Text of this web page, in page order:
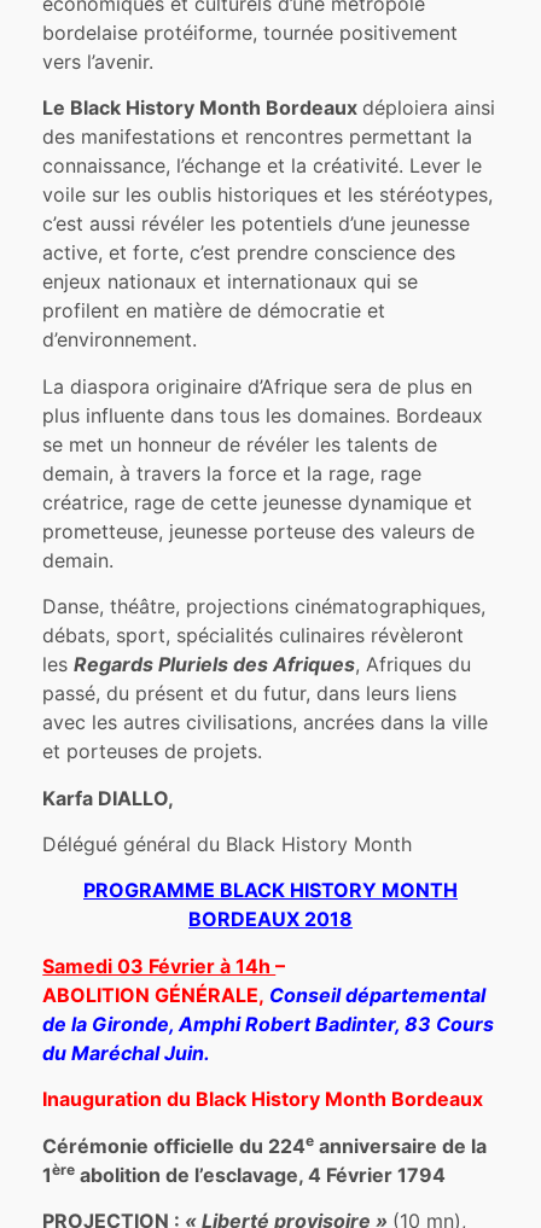
bordelaise protéiforme, tournée positivement
vers l’avenir.
Le Black History Month Bordeauxdéploiera ainsi
des manifestations et rencontres permettant la
connaissance, l’échange et la créativité. Lever le
voile sur les oublis historiques et les stéréotypes,
c’est aussi révéler les potentiels d’une jeunesse
active, et forte, c’est prendre conscience des
enjeux nationaux et internationaux qui se
profilent en matière de démocratie et
d’environnement.
La diaspora originaire d’Afrique sera de plus en
plus influente dans tous les domaines. Bordeaux
se met un honneur de révéler les talents de
demain, à travers la force et la rage, rage
créatrice, rage de cette jeunesse dynamique et
prometteuse, jeunesse porteuse des valeurs de
demain.
Danse, théâtre, projections cinématographiques,
débats, sport, spécialités culinaires révèleront
lesRegards Pluriels des Afriques, Afriques du
passé, du présent et du futur, dans leurs liens
avec les autres civilisations, ancrées dans la ville
et porteuses de projets.
Karfa DIALLO,
Délégué général du Black History Month
PROGRAMME BLACK HISTORY MONTH
BORDEAUX 2018
Samedi 03 Février à 14h–
ABOLITIONGÉNÉRALE, Conseil départemental
de la Gironde, Amphi Robert Badinter, 83 Cours
du Maréchal Juin.
Inauguration du Black History Month Bordeaux
Cérémonie officielle du 224e anniversaire de la
1ère abolition de l’esclavage, 4 Février 1794
PROJECTION : « Liberté provisoire » (10 mn),